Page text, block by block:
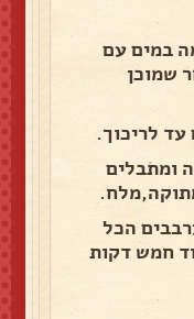
במים עם
שמוכן
עד לריכוך.
ומתבלים
הכל
חמש דקות